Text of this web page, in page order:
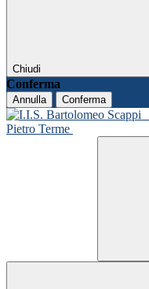
Chiudi
Conferma
Annulla Conferma
Pietro Terme